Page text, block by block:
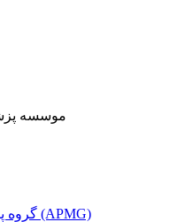
موسسه
گروه پزشکی آسیا و اقیانوسیه (APMG)